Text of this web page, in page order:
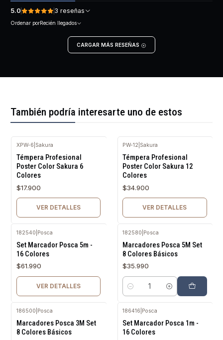
5.0 3 reseñas
Ordenar porRecién llegados
CARGAR MÁS RESEÑAS
También podría interesarte uno de estos
XPW-6 Sakura
Témpera Profesional
Poster Color Sakura 6
Colores
$17.900
VER DETALLES
PW-12 Sakura
Témpera Profesional
Poster Color Sakura 12
Colores
$34.900
VER DETALLES
182540 Posca
Set Marcador Posca 5m -
16 Colores
$61.990
VER DETALLES
182580 Posca
Marcadores Posca 5M Set
8 Colores Básicos
$35.990
Cantidad
186500 Posca
Marcadores Posca 3M Set
8 Colores Básicos
186416 Posca
Set Marcador Posca 1m -
16 Colores